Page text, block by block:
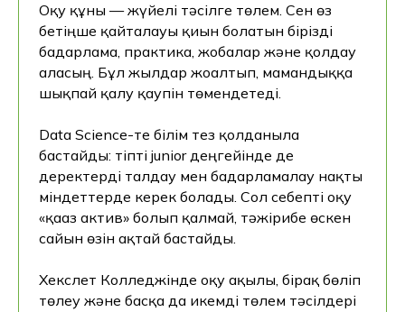
Оқу құны — жүйелі тәсілге төлем. Сен өз
бетіңше қайталауы қиын болатын бірізді
бағдарлама, практика, жобалар және қолдау
аласың. Бұл жылдар жоғалтып, мамандыққа
шықпай қалу қаупін төмендетеді.
Data Science-те білім тез қолданыла
бастайды: тіпті junior деңгейінде де
деректерді талдау мен бағдарламалау нақты
міндеттерде керек болады. Сол себепті оқу
«қағаз актив» болып қалмай, тәжірибе өскен
сайын өзін ақтай бастайды.
Хекслет Колледжінде оқу ақылы, бірақ бөліп
төлеу және басқа да икемді төлем тәсілдері
Өтініш жіберілгеннен кейін чат-кеңесші
ашылады. Онда сіз менеджердің қоңырауын
күтпестен дәл қазір кеңес ала аласыз.
Консультация алу батырмасын басу арқылы мен
дербес деректерді өңдеуге келісім беремін